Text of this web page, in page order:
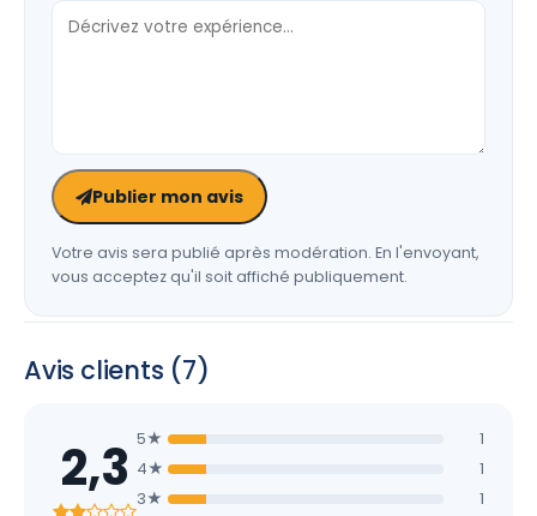
Publier mon avis
Votre avis sera publié après modération. En l'envoyant,
vous acceptez qu'il soit affiché publiquement.
Avis clients (7)
2,3 5★
1
4★
1
3★
1